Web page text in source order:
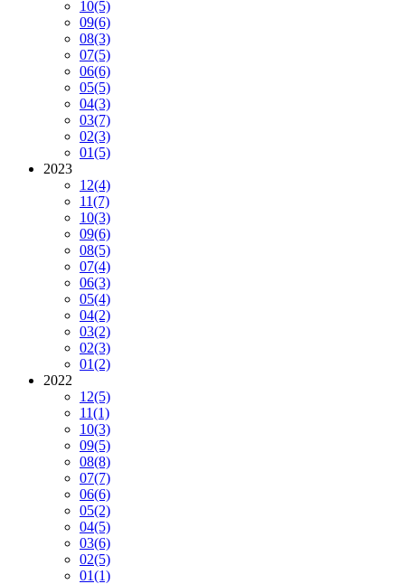
10(5)
09(6)
08(3)
07(5)
06(6)
05(5)
04(3)
03(7)
02(3)
01(5)
2023
12(4)
11(7)
10(3)
09(6)
08(5)
07(4)
06(3)
05(4)
04(2)
03(2)
02(3)
01(2)
2022
12(5)
11(1)
10(3)
09(5)
08(8)
07(7)
06(6)
05(2)
04(5)
03(6)
02(5)
01(1)